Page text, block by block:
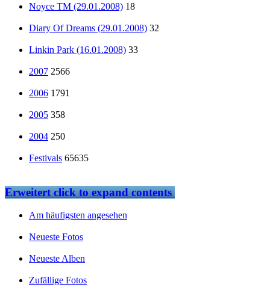
Noyce TM (29.01.2008) 18
Diary Of Dreams (29.01.2008) 32
Linkin Park (16.01.2008) 33
2007 2566
2006 1791
2005 358
2004 250
Festivals 65635
Erweitertclick to expand contents
Am häufigsten angesehen
Neueste Fotos
Neueste Alben
Zufällige Fotos